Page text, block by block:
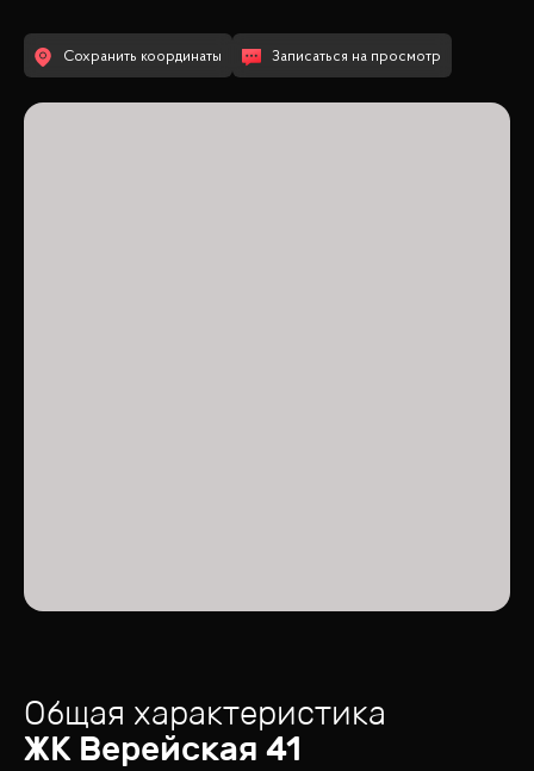
Сохранить координаты Записаться на просмотр
Общая характеристика
ЖК Верейская 41